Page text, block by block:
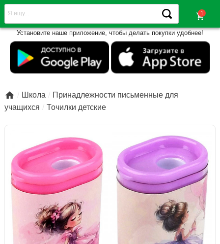
shopping_cart
Установите наше приложение, чтобы делать покупки удобнее!
 Школа
Принадлежности письменные для
учащихся
Точилки детские